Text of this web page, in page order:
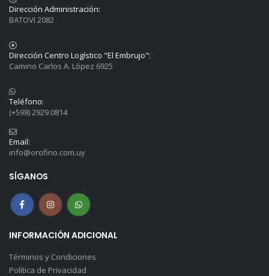
Dirección Administración:
BATOVI 2082
Dirección Centro Logístico "El Embrujo":
Camino Carlos A. López 6925
Teléfono:
(+598) 2929.0814
Email:
info@orofino.com.uy
SÍGANOS
INFORMACIÓN ADICIONAL
Términos y Condiciones
Política de Privacidad